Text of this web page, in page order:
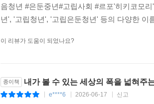
음청년 #은둔중년#고립사회 #르포'히키코모
년', '고립청년', '고립은둔청년' 등의 다양한
이 리뷰가 도움이 되었나요?
종이책 내가 볼 수 있는 세상의 폭을 넓혀주
e****6 2026-06-17 신고